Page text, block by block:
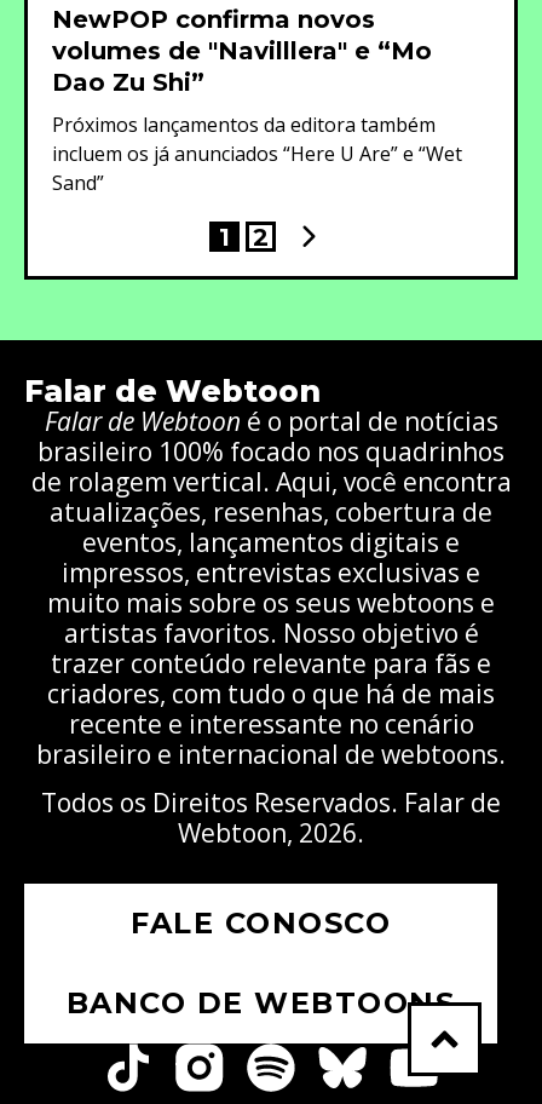
NewPOP confirma novos
volumes de "Navilllera" e “Mo
Dao Zu Shi”
Próximos lançamentos da editora também
incluem os já anunciados “Here U Are” e “Wet
Sand”
1 2
Falar de Webtoon
Falar de Webtoon é o portal de notícias
brasileiro 100% focado nos quadrinhos
de rolagem vertical. Aqui, você encontra
atualizações, resenhas, cobertura de
eventos, lançamentos digitais e
impressos, entrevistas exclusivas e
muito mais sobre os seus webtoons e
artistas favoritos. Nosso objetivo é
trazer conteúdo relevante para fãs e
criadores, com tudo o que há de mais
recente e interessante no cenário
brasileiro e internacional de webtoons.
Todos os Direitos Reservados. Falar de
Webtoon, 2026.
FALE CONOSCO
BANCO DE WEBTOONS